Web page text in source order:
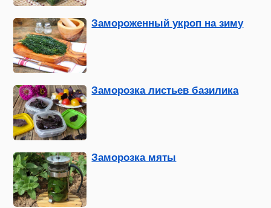
Замороженный укроп на зиму
Заморозка листьев базилика
Заморозка мяты